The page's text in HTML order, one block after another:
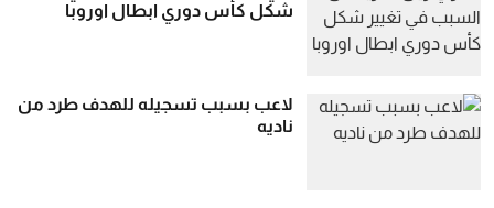
شكل كأس دوري ابطال اوروبا
لاعب بسبب تسجيله للهدف طرد من
ناديه